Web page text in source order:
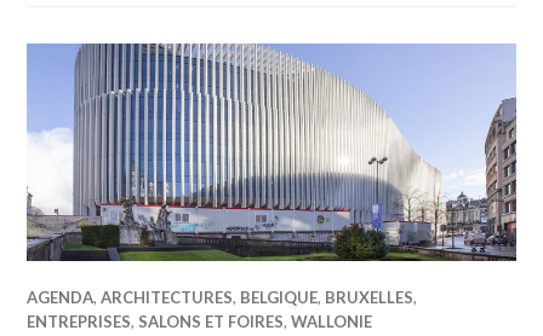
AGENDA,ARCHITECTURES, BELGIQUE, BRUXELLES,
ENTREPRISES, SALONS ET FOIRES,WALLONIE